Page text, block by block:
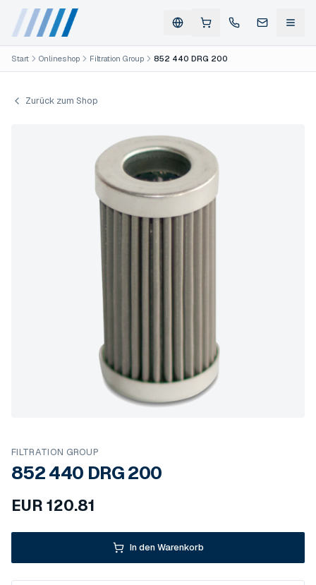
Start Onlineshop Filtration Group 852 440 DRG 200
Zurück zum Shop
FILTRATION GROUP
852 440 DRG 200
EUR 120.81
In den Warenkorb